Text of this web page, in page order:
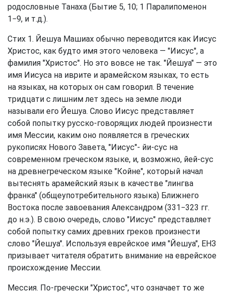
родословные Танаха (Бытие 5, 10; 1 Паралипоменон
1−9, и т.д.).
Стих 1. Йешуа Машиах обычно переводится как Иисус
Христос, как будто имя этого человека — "Иисус", а
фамилия "Христос". Но это вовсе не так. "Йешуа" — это
имя Иисуса на иврите и арамейском языках, то есть
на языках, на которых он сам говорил. В течение
тридцати с лишним лет здесь на земле люди
называли его Йешуа. Слово Иисус представляет
собой попытку русско-говорящих людей произнести
имя Мессии, каким оно появляется в греческих
рукописях Нового Завета, "Иисус"- йи-сус на
современном греческом языке, и, возможно, йей-сус
на древнегреческом языке "Койне", который начал
вытеснять арамейский язык в качестве "лингва
франка" (общеупотребительного языка) Ближнего
Востока после завоевания Александром (331−323 гг.
до н.э.). В свою очередь, слово "Иисус" представляет
собой попытку самих древних греков произнести
слово "Йешуа". Используя еврейское имя "Йешуа", ЕНЗ
призывает читателя обратить внимание на еврейское
происхождение Мессии.
Мессия. По-гречески "Христос", что означает то же